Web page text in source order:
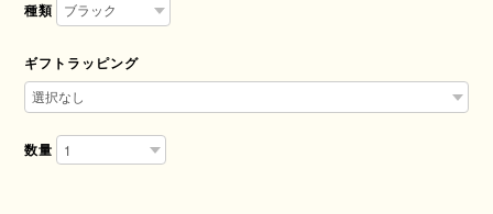
種類
ギフトラッピング
数量